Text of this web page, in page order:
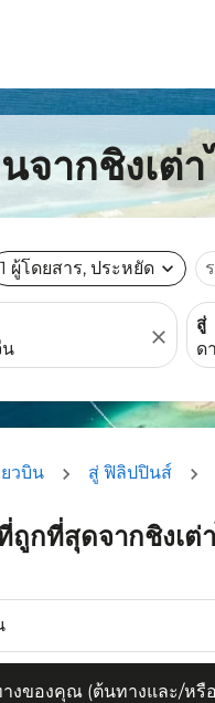
จากชิงเต่
1 ผู้โดยสาร, ประหยัด expand_more
close
สู่
ยวบิน สู่ ฟิลิปปินส์
ถูกที่สุดจากชิงเต่
างของคุณ (ต้นทางและ/ห
งของคุณ (ต้นทางและ/หรือ